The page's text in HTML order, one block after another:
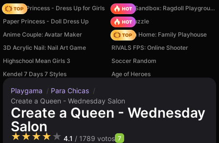
Fashion Princess - Dress Up for Girls
Sprunki Sandbox: Ragdoll Playground Mode
Paper Princess - Doll Dress Up
Arrow Puzzle
Anime Couple: Avatar Maker
My Town Home: Family Playhouse
3D Acrylic Nail: Nail Art Game
RIVALS FPS: Online Shooter
Highschool Mean Girls 3
Soccer Random
Kendel 7 Days 7 Styles
Age of Heroes
Playgama / Para Chicas /
Create a Queen - Wednesday Salon
Create a Queen - Wednesday
Salon
★★★★★ 4.1 / 1789 votos 7